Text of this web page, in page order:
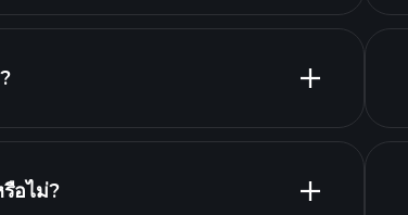
รายชื่อหุ้นของเรา
อไม่?